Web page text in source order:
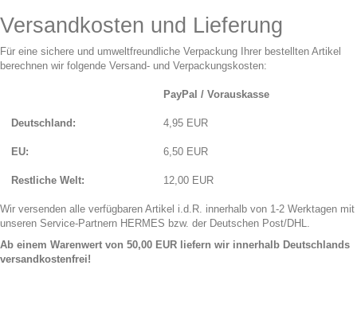
Versandkosten und Lieferung
Für eine sichere und umweltfreundliche Verpackung Ihrer bestellten Artikel
berechnen wir folgende Versand- und Verpackungskosten:
PayPal / Vorauskasse
Deutschland: 4,95 EUR
EU: 6,50 EUR
Restliche Welt: 12,00 EUR
Wir versenden alle verfügbaren Artikel i.d.R. innerhalb von 1-2 Werktagen mit
unseren Service-Partnern HERMES bzw. der Deutschen Post/DHL.
Ab einem Warenwert von 50,00 EUR liefern wir innerhalb Deutschlands
versandkostenfrei!